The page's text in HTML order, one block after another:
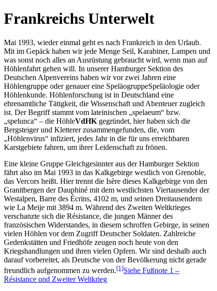
Frankreichs Unterwelt
Mai 1993, wieder einmal geht es nach Frankreich in den Urlaub.
Mit im Gepäck haben wir jede Menge Seil, Karabiner, Lampen und
was sonst noch alles an Ausrüstung gebraucht wird, wenn man auf
Höhlenfahrt gehen will. In unserer Hamburger Sektion des
Deutschen Alpenvereins haben wir vor zwei Jahren eine
Höhlengruppe oder genauer eine SpeläogruppeSpeläologie oder
Höhlenkunde. Höhlenforschung ist in Deutschland eine
ehrenamtliche Tätigkeit, die Wissenschaft und Abenteuer zugleich
ist. Der Begriff stammt vom lateinischen
spelaeum
bzw.
spelunca
– die HöhleVdHK gegründet, hier haben sich die
Bergsteiger und Kletterer zusammengefunden, die, vom
Höhlenvirus
infiziert, jedes Jahr in die für uns erreichbaren
Karstgebiete fahren, um ihrer Leidenschaft zu frönen.
Eine kleine Gruppe Gleichgesinnter aus der Hamburger Sektion
fährt also im Mai 1993 in das Kalkgebirge westlich von Grenoble,
das Vercors heißt. Hier trennt die Isère dieses Kalkgebirge von den
Granitbergen der Dauphiné mit dem westlichsten Viertausender der
Westalpen, Barre des Écrins, 4102 m, und seinen Dreitausendern
wie La Meije mit 3894 m. Während des Zweiten Weltkrieges
verschanzte sich die Résistance, die jungen Männer des
französischen Widerstandes, in diesem schroffen Gebirge, in seinen
vielen Höhlen vor dem Zugriff Deutscher Soldaten. Zahlreiche
Gedenkstätten und Friedhöfe zeugen noch heute von den
Kriegshandlungen und ihren vielen Opfern. Wir sind deshalb auch
darauf vorbereitet, als Deutsche von der Bevölkerung nicht gerade
freundlich aufgenommen zu werden.[1]Siehe Fußnote 1 –
Résistance und Zweiter Weltkrieg